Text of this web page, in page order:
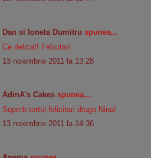
Dan si Ionela Dumitru spunea...
Ce delicat! Felicitari.
13 noiembrie 2011 la 13:28
AdinA's Cakes spunea...
Superb tortul,felicitari draga Nina!
13 noiembrie 2011 la 14:36